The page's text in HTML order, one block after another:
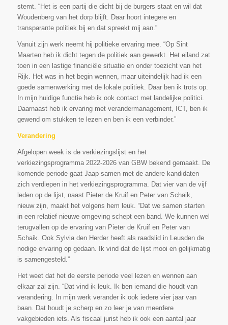
stemt. “Het is een partij die dicht bij de burgers staat en wil dat
Woudenberg van het dorp blijft. Daar hoort integere en
transparante politiek bij en dat spreekt mij aan.”
Vanuit zijn werk neemt hij politieke ervaring mee. “Op Sint
Maarten heb ik dicht tegen de politiek aan gewerkt. Het eiland zat
toen in een lastige financiële situatie en onder toezicht van het
Rijk. Het was in het begin wennen, maar uiteindelijk had ik een
goede samenwerking met de lokale politiek. Daar ben ik trots op.
In mijn huidige functie heb ik ook contact met landelijke politici.
Daarnaast heb ik ervaring met verandermanagement, ICT, ben ik
gewend om stukken te lezen en ben ik een verbinder.”
Verandering
Afgelopen week is de verkiezingslijst en het
verkiezingsprogramma 2022-2026 van GBW bekend gemaakt. De
komende periode gaat Jaap samen met de andere kandidaten
zich verdiepen in het verkiezingsprogramma. Dat vier van de vijf
leden op de lijst, naast Pieter de Kruif en Peter van Schaik,
nieuw zijn, maakt het volgens hem leuk. “Dat we samen starten
in een relatief nieuwe omgeving schept een band. We kunnen wel
terugvallen op de ervaring van Pieter de Kruif en Peter van
Schaik. Ook Sylvia den Herder heeft als raadslid in Leusden de
nodige ervaring op gedaan. Ik vind dat de lijst mooi en gelijkmatig
is samengesteld.”
Het weet dat het de eerste periode veel lezen en wennen aan
elkaar zal zijn. “Dat vind ik leuk. Ik ben iemand die houdt van
verandering. In mijn werk verander ik ook iedere vier jaar van
baan. Dat houdt je scherp en zo leer je van meerdere
vakgebieden iets. Als fiscaal jurist heb ik ook een aantal jaar